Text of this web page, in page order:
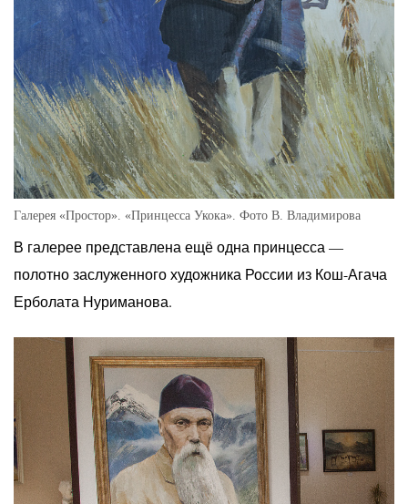
Галерея «Простор». «Принцесса Укока». Фото В. Владимирова
В галерее представлена ещё одна принцесса —
полотно заслуженного художника России из Кош-Агача
Ерболата Нуриманова.